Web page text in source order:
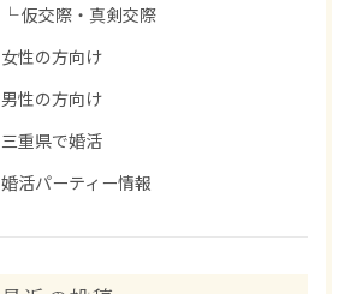
└ 仮交際・真剣交際
女性の方向け
男性の方向け
三重県で婚活
婚活パーティー情報